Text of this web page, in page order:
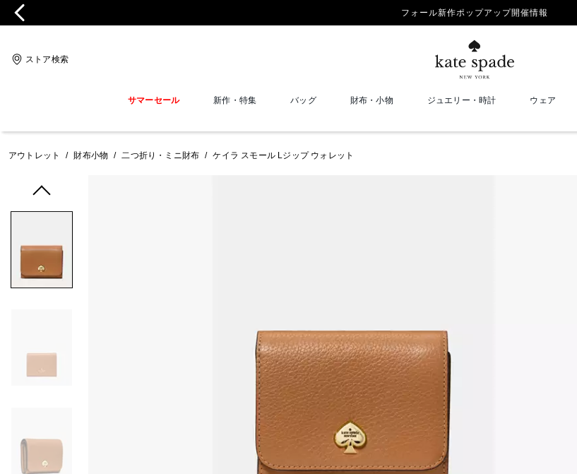
フォール新作ポップアップ開催情報
ストア検索
サマーセール 新作・特集 バッグ 財布・小物 ジュエリー・時計 ウェア
アウトレット / 財布小物 / 二つ折り・ミニ財布 / ケイラ スモール Lジップ ウォレット